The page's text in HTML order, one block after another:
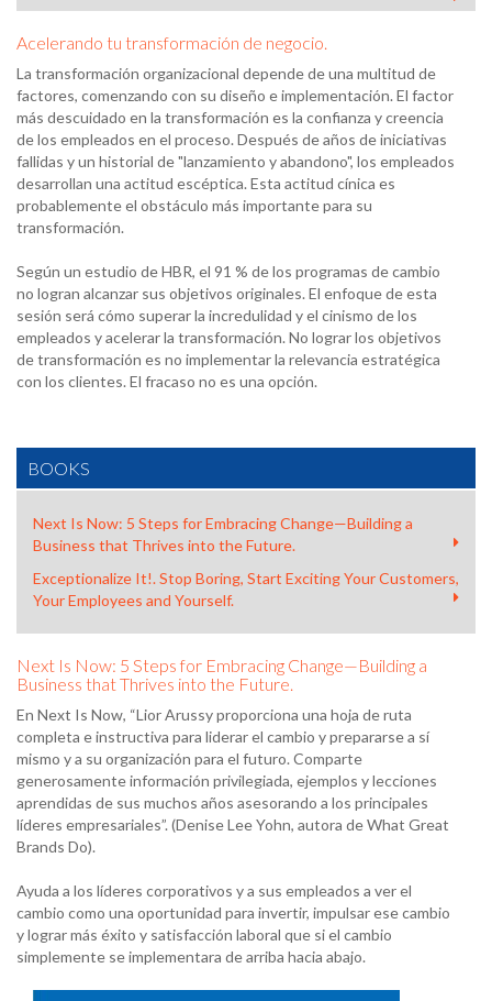
Acelerando tu transformación de negocio.
La transformación organizacional depende de una multitud de
factores, comenzando con su diseño e implementación. El factor
más descuidado en la transformación es la confianza y creencia
de los empleados en el proceso. Después de años de iniciativas
fallidas y un historial de "lanzamiento y abandono", los empleados
desarrollan una actitud escéptica. Esta actitud cínica es
probablemente el obstáculo más importante para su
transformación.
Según un estudio de HBR, el 91 % de los programas de cambio
no logran alcanzar sus objetivos originales. El enfoque de esta
sesión será cómo superar la incredulidad y el cinismo de los
empleados y acelerar la transformación. No lograr los objetivos
de transformación es no implementar la relevancia estratégica
con los clientes. El fracaso no es una opción.
BOOKS
Next Is Now: 5 Steps for Embracing Change—Building a
Business that Thrives into the Future.
Exceptionalize It!. Stop Boring, Start Exciting Your Customers,
Your Employees and Yourself.
Next Is Now: 5 Steps for Embracing Change—Building a
Business that Thrives into the Future.
En Next Is Now, “Lior Arussy proporciona una hoja de ruta
completa e instructiva para liderar el cambio y prepararse a sí
mismo y a su organización para el futuro. Comparte
generosamente información privilegiada, ejemplos y lecciones
aprendidas de sus muchos años asesorando a los principales
líderes empresariales”. (Denise Lee Yohn, autora de What Great
Brands Do).
Ayuda a los líderes corporativos y a sus empleados a ver el
cambio como una oportunidad para invertir, impulsar ese cambio
y lograr más éxito y satisfacción laboral que si el cambio
simplemente se implementara de arriba hacia abajo.